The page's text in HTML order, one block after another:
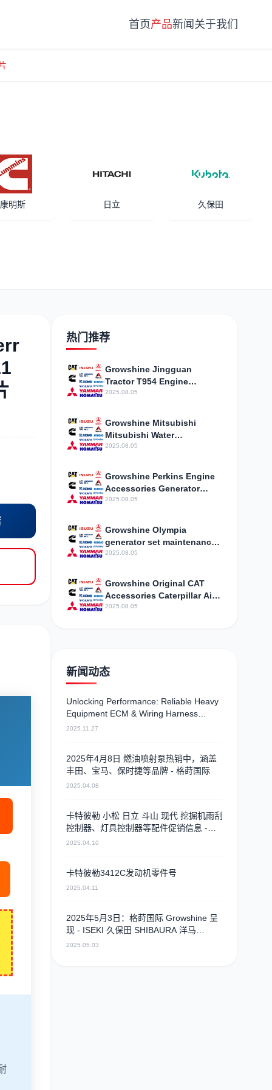
首页产品新闻 关于我们
康明斯 日立 久保田
加藤 卡尔玛
山猫 上柴
热门推荐
Growshine Jingguan
Tractor T954 Engine
Cylinder Head ZZ80267
2025.08.05
Growshine Mitsubishi
Mitsubishi Water
Temperature Meter 44R40-
2025.08.05
Growshine Perkins Engine
Accessories Generator
Valve Cover T417513,
2025.08.05
Growshine Olympia
generator set maintenance
and lubricant sales T403061
2025.08.05
Growshine Original CAT
Accessories Caterpillar Air
Pressure Regulator
2025.08.05
新闻动态
Unlocking Performance: Reliable Heavy
Equipment ECM & Wiring Harness
Alternatives
2025.11.27
2025年4月8日 燃油喷射泵热销中，涵盖
丰田、宝马、保时捷等品牌 - 格莳国际
2025.04.08
卡特彼勒 小松 日立 斗山 现代 挖掘机雨刮
控制器、灯具控制器等配件促销信息 -
2025年4月9日
2025.04.10
卡特彼勒3412C发动机零件号
2025.04.11
2025年5月3日：格莳国际 Growshine 呈
现 - ISEKI 久保田 SHIBAURA 洋马
ISUZU 工程机械 农机 重卡 汽车 RHF3 涡
2025.05.03